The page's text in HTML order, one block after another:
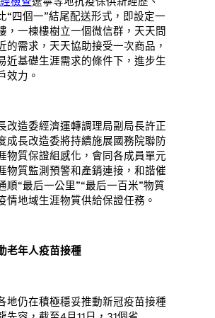
“四個一”結尾配送形式，即設定一
，一棟樓樹立一個微信群，天天問
的需求，天天協助接受一次商品，
近基礎生涯需求的條件下，進步生
效力。
造委經濟運轉調理局副局長許正
成長改造委將持續施展國務院聯防
物質保證組感化，會同各成員單元
物質監測預警和產銷連接，和諧催
順“最后一公里”“最后一百米”物質
情地域生涯物質供給保證任務。
老年人疫苗接種
仍在積極穩妥推動新冠疫苗接種